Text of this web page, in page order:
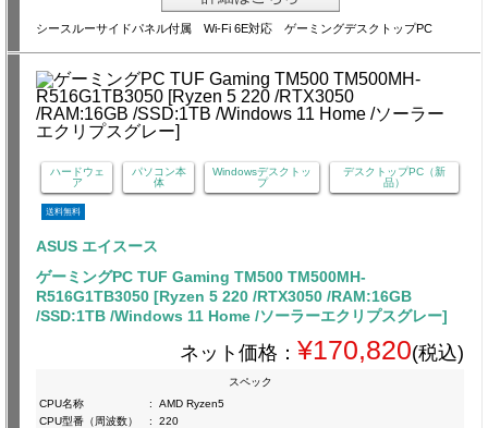
シースルーサイドパネル付属 Wi-Fi 6E対応 ゲーミングデスクトップPC
ハードウェ
ア
パソコン本
体
Windowsデスクトッ
プ
デスクトップPC（新
品）
送料無料
ASUS エイスース
ゲーミングPC TUF Gaming TM500 TM500MH-
R516G1TB3050 [Ryzen 5 220 /RTX3050 /RAM:16GB
/SSD:1TB /Windows 11 Home /ソーラーエクリプスグレー]
ネット価格： ¥170,820(税込)
スペック
CPU名称
:
AMD Ryzen5
CPU型番（周波数）
:
220